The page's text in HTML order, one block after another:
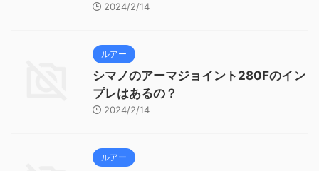
2024/2/14
ルアー
シマノのアーマジョイント280Fのイン
プレはあるの？
2024/2/14
ルアー